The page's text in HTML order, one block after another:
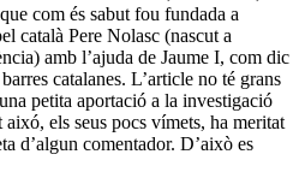
com és sabut fou fundada a
català Pere Nolasc (nascut a
amb l’ajuda de Jaume I, com dic
catalanes. L’article no té grans
petita aportació a la investigació
els seus pocs vímets, ha meritat
d’algun comentador. D’això es